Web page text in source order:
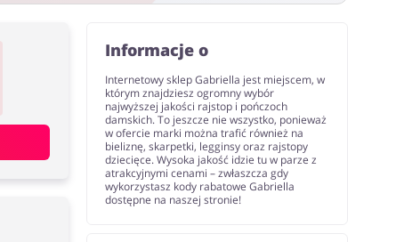
Informacje o
Internetowy sklep Gabriella jest miejscem, w
którym znajdziesz ogromny wybór
najwyższej jakości rajstop i pończoch
damskich. To jeszcze nie wszystko, ponieważ
w ofercie marki można trafić również na
bieliznę, skarpetki, legginsy oraz rajstopy
dziecięce. Wysoka jakość idzie tu w parze z
atrakcyjnymi cenami – zwłaszcza gdy
wykorzystasz kody rabatowe Gabriella
dostępne na naszej stronie!